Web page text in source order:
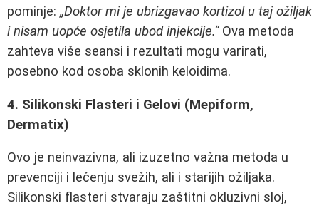
pominje: „Doktor mi je ubrizgavao kortizol u taj ožiljak
i nisam uopće osjetila ubod injekcije.“Ova metoda
zahteva više seansi i rezultati mogu varirati,
posebno kod osoba sklonih keloidima.
4. Silikonski Flasteri i Gelovi (Mepiform,
Dermatix)
Ovo je neinvazivna, ali izuzetno važna metoda u
prevenciji i lečenju svežih, ali i starijih ožiljaka.
Silikonski flasteri stvaraju zaštitni okluzivni sloj,